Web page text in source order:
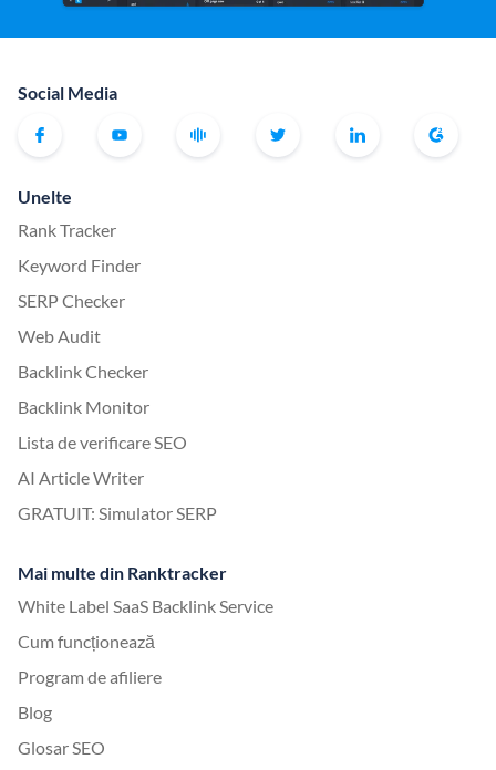
Social Media
Unelte
Rank Tracker
Keyword Finder
SERP Checker
Web Audit
Backlink Checker
Backlink Monitor
Lista de verificare SEO
AI Article Writer
GRATUIT: Simulator SERP
Mai multe din Ranktracker
White Label SaaS Backlink Service
Cum funcționează
Program de afiliere
Blog
Glosar SEO